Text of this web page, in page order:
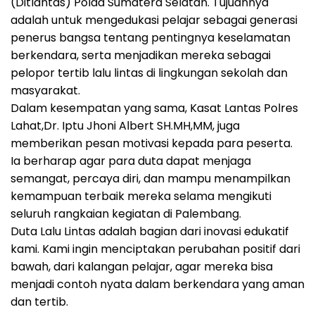
adalah untuk mengedukasi pelajar sebagai generasi
penerus bangsa tentang pentingnya keselamatan
berkendara, serta menjadikan mereka sebagai
pelopor tertib lalu lintas di lingkungan sekolah dan
masyarakat.
Dalam kesempatan yang sama, Kasat Lantas Polres
Lahat,Dr. Iptu Jhoni Albert SH.MH,MM, juga
memberikan pesan motivasi kepada para peserta.
Ia berharap agar para duta dapat menjaga
semangat, percaya diri, dan mampu menampilkan
kemampuan terbaik mereka selama mengikuti
seluruh rangkaian kegiatan di Palembang.
Duta Lalu Lintas adalah bagian dari inovasi edukatif
kami. Kami ingin menciptakan perubahan positif dari
bawah, dari kalangan pelajar, agar mereka bisa
menjadi contoh nyata dalam berkendara yang aman
dan tertib.